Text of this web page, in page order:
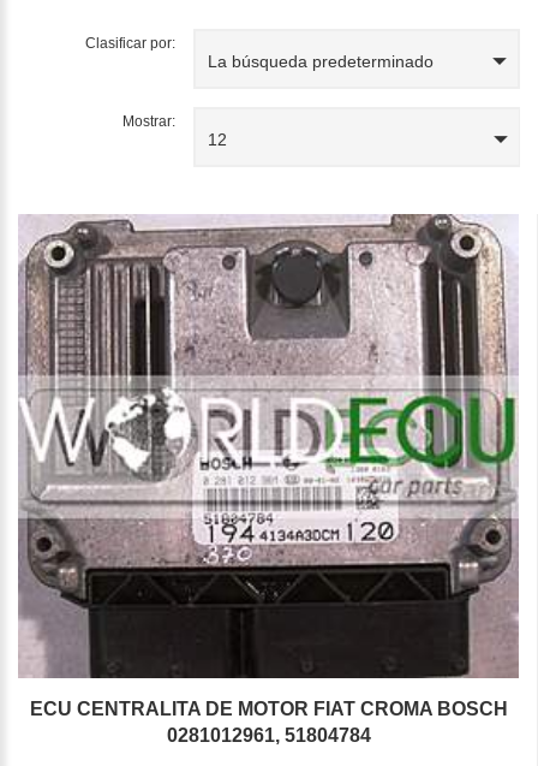
Clasificar por:
La búsqueda predeterminado
Mostrar:
12
ECU CENTRALITA DE MOTOR FIAT CROMA BOSCH
0281012961, 51804784